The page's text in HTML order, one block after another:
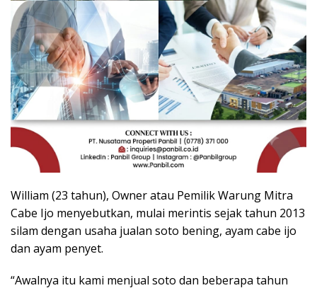
William (23 tahun), Owner atau Pemilik Warung Mitra
Cabe Ijo menyebutkan, mulai merintis sejak tahun 2013
silam dengan usaha jualan soto bening, ayam cabe ijo
dan ayam penyet.
“Awalnya itu kami menjual soto dan beberapa tahun